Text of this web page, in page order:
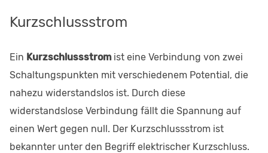
Kurzschlussstrom
Ein Kurzschlussstromist eine Verbindung von zwei
Schaltungspunkten mit verschiedenem Potential, die
nahezu widerstandslos ist. Durch diese
widerstandslose Verbindung fällt die Spannung auf
einen Wert gegen null. Der Kurzschlussstrom ist
bekannter unter den Begriff elektrischer Kurzschluss.